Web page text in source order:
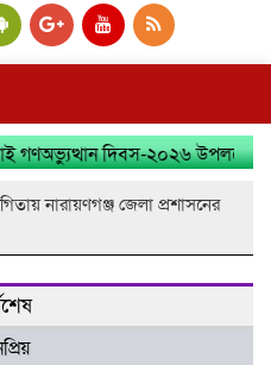
গণঅভ্যুত্থান দিবস-২০২৬ উপলক্ষে
নারায়ণগঞ্জ জেলা প্রশাসনের